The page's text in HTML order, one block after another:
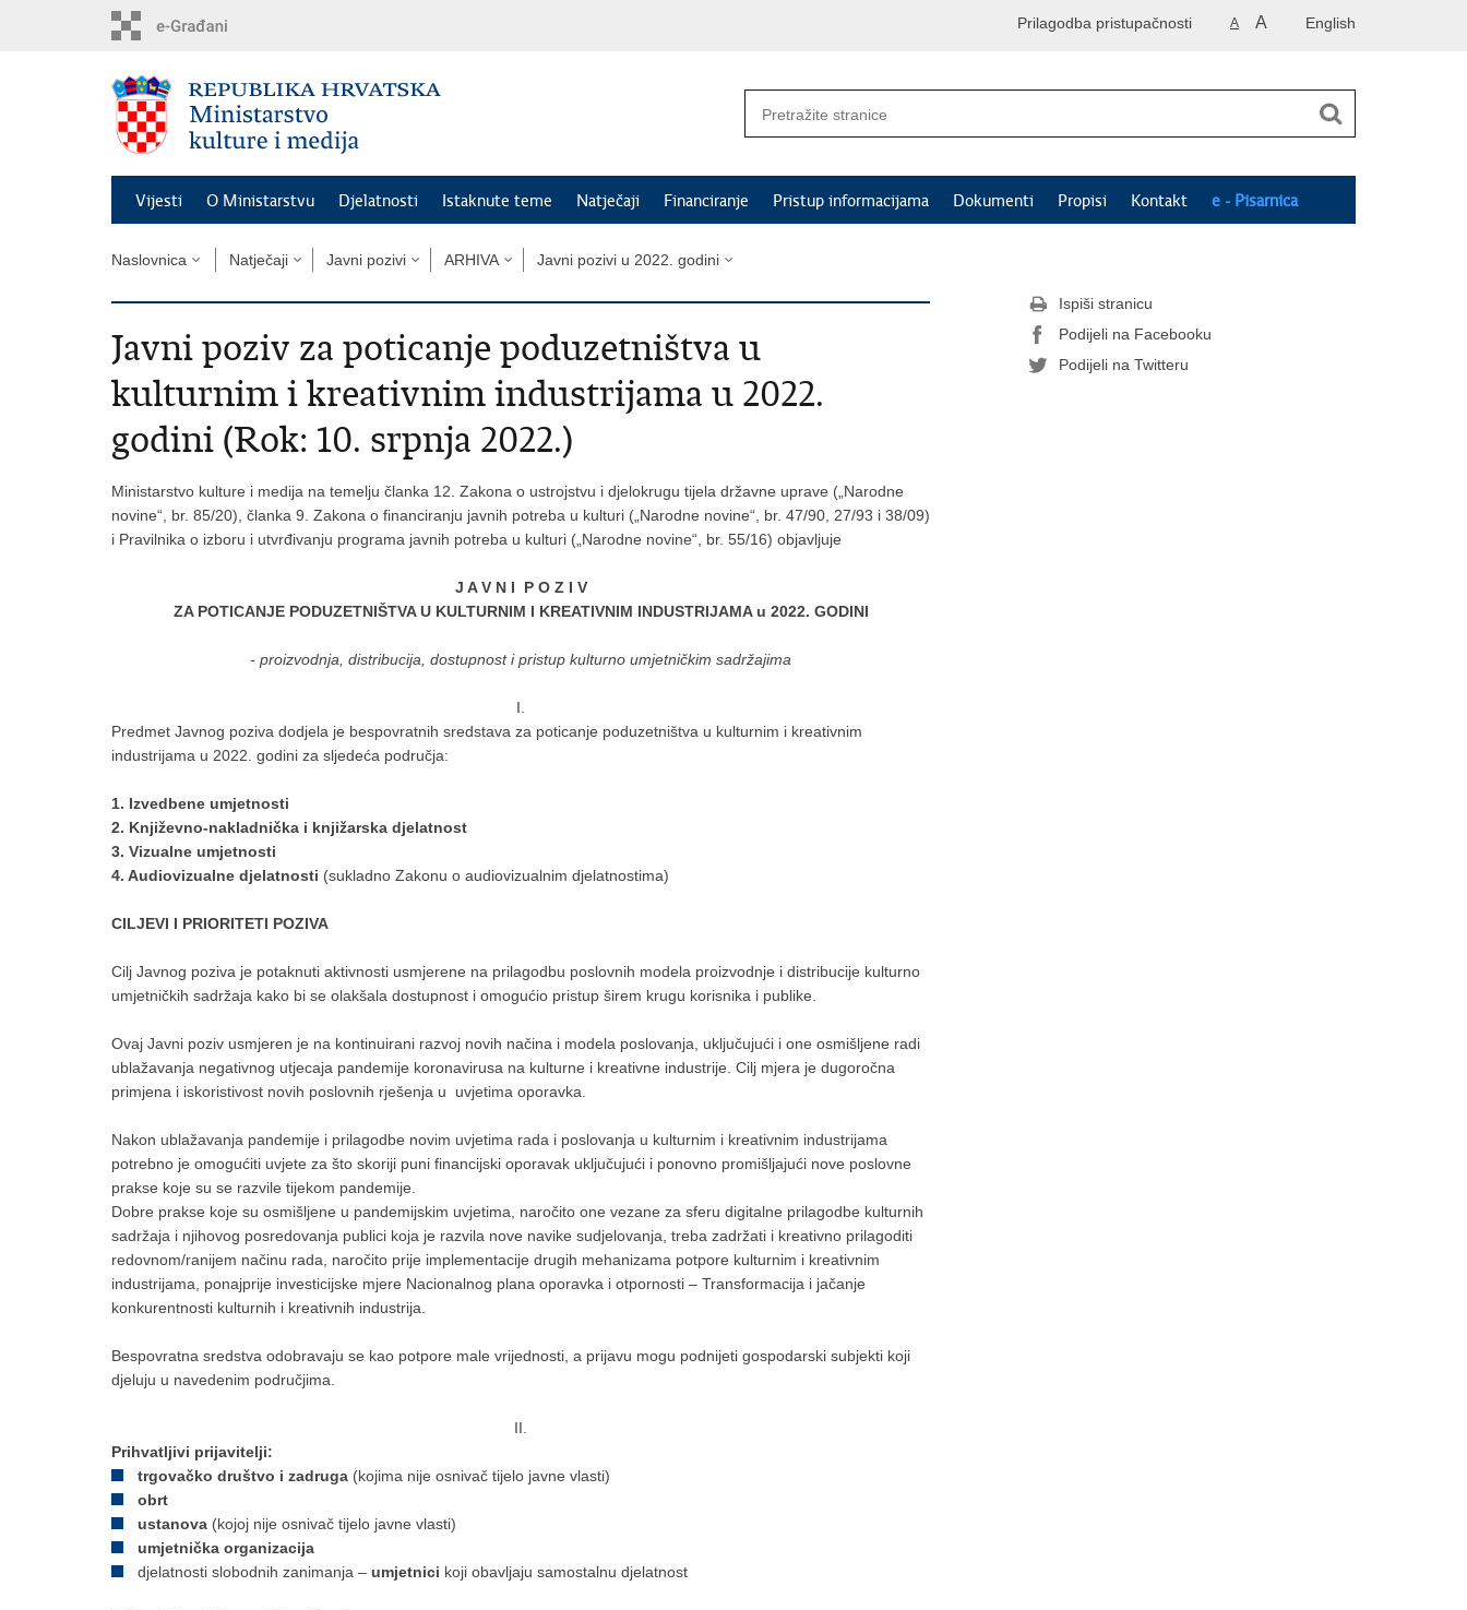
English
A A
Prilagodba pristupačnosti
Vijesti O Ministarstvu Djelatnosti Istaknute teme Natječaji Financiranje Pristup informacijama Dokumenti Propisi Kontakt e - Pisarnica
Naslovnica Natječaji Javni pozivi ARHIVA Javni pozivi u 2022. godini
Javni poziv za poticanje poduzetništva u
kulturnim i kreativnim industrijama u 2022.
godini (Rok: 10. srpnja 2022.)
Ministarstvo kulture i medija na temelju članka 12. Zakona o ustrojstvu i djelokrugu tijela državne uprave („Narodne
novine“, br. 85/20), članka 9. Zakona o financiranju javnih potreba u kulturi („Narodne novine“, br. 47/90, 27/93 i 38/09)
i Pravilnika o izboru i utvrđivanju programa javnih potreba u kulturi („Narodne novine“, br. 55/16) objavljuje
J A V N I P O Z I V
ZA POTICANJE PODUZETNIŠTVA U KULTURNIM I KREATIVNIM INDUSTRIJAMA u 2022. GODINI
- proizvodnja, distribucija, dostupnost i pristup kulturno umjetničkim sadržajima
I.
Predmet Javnog poziva dodjela je bespovratnih sredstava za poticanje poduzetništva u kulturnim i kreativnim
industrijama u 2022. godini za sljedeća područja:
1. Izvedbene umjetnosti
2. Književno-nakladnička i knjižarska djelatnost
3. Vizualne umjetnosti
4. Audiovizualne djelatnosti (sukladno Zakonu o audiovizualnim djelatnostima)
CILJEVI I PRIORITETI POZIVA
Cilj Javnog poziva je potaknuti aktivnosti usmjerene na prilagodbu poslovnih modela proizvodnje i distribucije kulturno
umjetničkih sadržaja kako bi se olakšala dostupnost i omogućio pristup širem krugu korisnika i publike.
Ovaj Javni poziv usmjeren je na kontinuirani razvoj novih načina i modela poslovanja, uključujući i one osmišljene radi
ublažavanja negativnog utjecaja pandemije koronavirusa na kulturne i kreativne industrije. Cilj mjera je dugoročna
primjena i iskoristivost novih poslovnih rješenja u uvjetima oporavka.
Nakon ublažavanja pandemije i prilagodbe novim uvjetima rada i poslovanja u kulturnim i kreativnim industrijama
potrebno je omogućiti uvjete za što skoriji puni financijski oporavak uključujući i ponovno promišljajući nove poslovne
prakse koje su se razvile tijekom pandemije.
Dobre prakse koje su osmišljene u pandemijskim uvjetima, naročito one vezane za sferu digitalne prilagodbe kulturnih
sadržaja i njihovog posredovanja publici koja je razvila nove navike sudjelovanja, treba zadržati i kreativno prilagoditi
redovnom/ranijem načinu rada, naročito prije implementacije drugih mehanizama potpore kulturnim i kreativnim
industrijama, ponajprije investicijske mjere Nacionalnog plana oporavka i otpornosti – Transformacija i jačanje
konkurentnosti kulturnih i kreativnih industrija.
Bespovratna sredstva odobravaju se kao potpore male vrijednosti, a prijavu mogu podnijeti gospodarski subjekti koji
djeluju u navedenim područjima.
II.
Prihvatljivi prijavitelji:
trgovačko društvo i zadruga (kojima nije osnivač tijelo javne vlasti)
obrt
ustanova (kojoj nije osnivač tijelo javne vlasti)
umjetnička organizacija
djelatnosti slobodnih zanimanja – umjetnici koji obavljaju samostalnu djelatnost
Ispiši stranicu
Podijeli na Facebooku
Podijeli na Twitteru